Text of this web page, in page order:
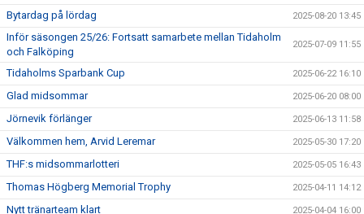
Bytardag på lördag 2025-08-20 13:45
Inför säsongen 25/26: Fortsatt samarbete mellan Tidaholm
och Falköping
2025-07-09 11:55
Tidaholms Sparbank Cup 2025-06-22 16:10
Glad midsommar 2025-06-20 08:00
Jörnevik förlänger 2025-06-13 11:58
Välkommen hem, Arvid Leremar 2025-05-30 17:20
THF:s midsommarlotteri 2025-05-05 16:43
Thomas Högberg Memorial Trophy 2025-04-11 14:12
Nytt tränarteam klart 2025-04-04 16:00